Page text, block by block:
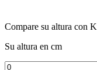
Compare su altura con
Su altura en cm